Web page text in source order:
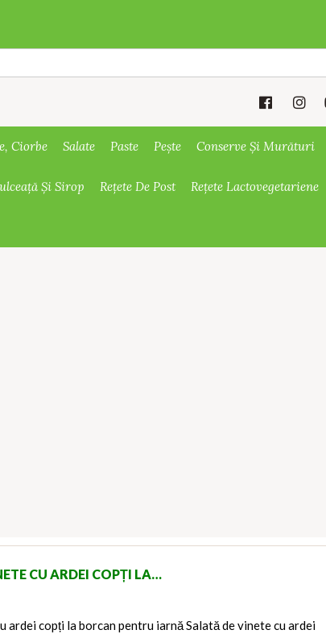
Ciorbe Salate Paste Pește Conserve Și Murături
Și Sirop Rețete De Post Rețete Lactovegetariene
CU ARDEI COPȚI LA…
ardei copți la borcan pentru iarnă Salată de vinete cu ardei